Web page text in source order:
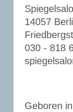
14057
030 - 818
Geboren